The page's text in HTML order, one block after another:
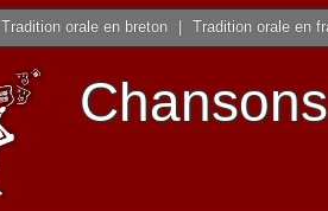
Tradition orale en breton Tradition orale en